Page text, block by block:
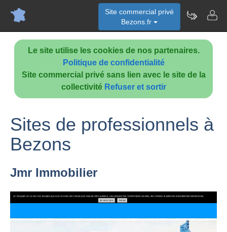
Le site utilise les cookies de nos partenaires.
Politique de confidentialité
Site commercial privé sans lien avec le site de la
collectivité Refuser et sortir
Site commercial privé
Bezons.fr
Sites de professionnels à
Bezons
Jmr Immobilier